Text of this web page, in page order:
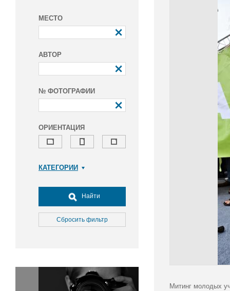
МЕСТО
АВТОР
№ ФОТОГРАФИИ
ОРИЕНТАЦИЯ
КАТЕГОРИИ
Досуг, туризм и отдых
Культура
Медицина
Окружающая среда
Политика
Найти
Сбросить фильтр
Митинг молодых